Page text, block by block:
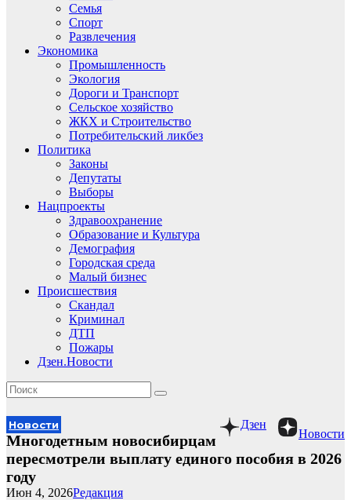
Семья
Спорт
Развлечения
Экономика
Промышленность
Экология
Дороги и Транспорт
Сельское хозяйство
ЖКХ и Строительство
Потребительский ликбез
Политика
Законы
Депутаты
Выборы
Нацпроекты
Здравоохранение
Образование и Культура
Демография
Городская среда
Малый бизнес
Происшествия
Скандал
Криминал
ДТП
Пожары
Дзен.Новости
Новости
Дзен
Новости
Многодетным новосибирцам
пересмотрели выплату единого пособия в 2026
году
Редакция
Июн 4, 2026